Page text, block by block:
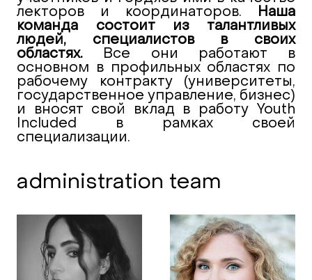
лекторов и координаторов. Наша
команда состоит из талантливых
людей, специалистов в своих
областях. Все они работают в
основном в профильных областях по
рабочему контракту (университеты,
государственное управление, бизнес)
и вносят свой вклад в работу Youth
Included в рамках своей
специализации.
administration team